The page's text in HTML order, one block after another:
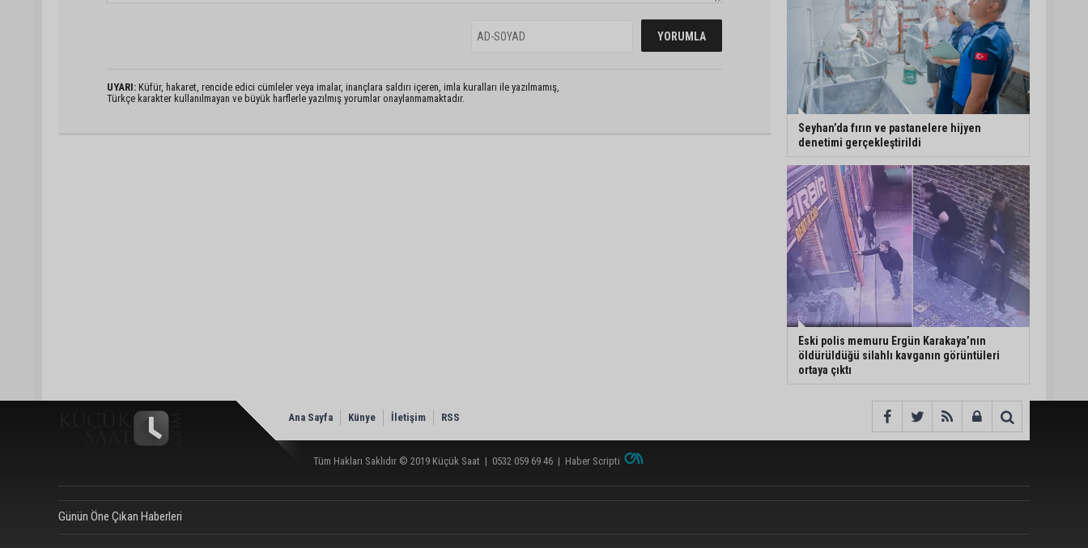
UYARI: Küfür, hakaret, rencide edici cümleler veya imalar, inançlara saldırı içeren, imla kuralları ile yazılmamış,
Türkçe karakter kullanılmayan ve büyük harflerle yazılmış yorumlar onaylanmamaktadır.
Seyhan’da fırın ve pastanelere hijyen
denetimi gerçekleştirildi
Eski polis memuru Ergün Karakaya’nın
öldürüldüğü silahlı kavganın görüntüleri
ortaya çıktı
Ana Sayfa Künye İletişim RSS
Tüm Hakları Saklıdır © 2019 Küçük Saat | 0532 059 69 46 | Haber Scripti
Günün Öne Çıkan Haberleri